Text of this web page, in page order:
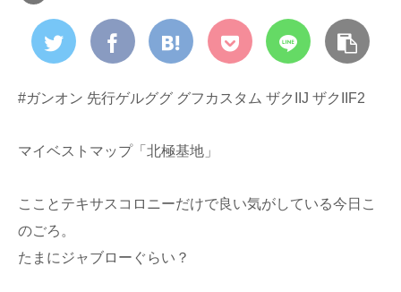
#ガンオン 先行ゲルググ グフカスタム ザクIIJ ザクIIF2
マイベストマップ「北極基地」
こことテキサスコロニーだけで良い気がしている今日こ
のごろ。
たまにジャブローぐらい？